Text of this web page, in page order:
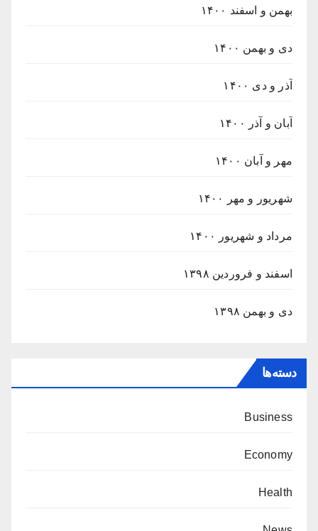
بهمن و اسفند ۱۴۰۰
دی و بهمن ۱۴۰۰
آذر و دی ۱۴۰۰
آبان و آذر ۱۴۰۰
مهر و آبان ۱۴۰۰
شهریور و مهر ۱۴۰۰
مرداد و شهریور ۱۴۰۰
اسفند و فروردین ۱۳۹۸
دی و بهمن ۱۳۹۸
دسته‌ها
Business
Economy
Health